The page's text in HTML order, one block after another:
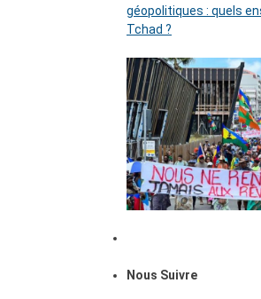
géopolitiques : quels
Tchad ?
Nous Suivre